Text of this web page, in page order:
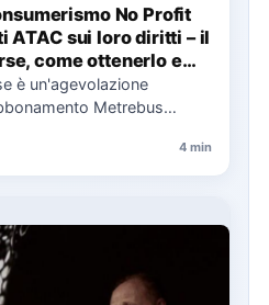
No Profit
ATAC sui loro diritti – il
come ottenerlo e
di disservizi
è un'agevolazione
Metrebus
4 min